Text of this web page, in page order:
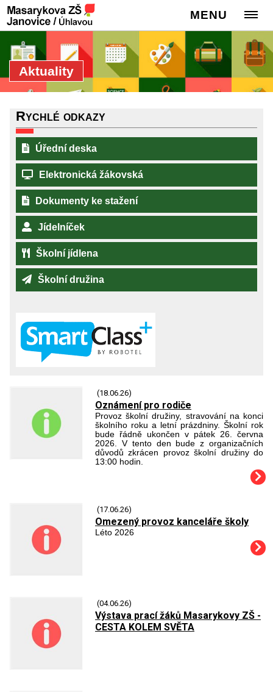
MENU
Aktuality
Rychlé odkazy
Úřední deska
Elektronická žákovská
Dokumenty ke stažení
Jídelníček
Školní jídlena
Školní družina
(18.06.26)
Oznámení pro rodiče
Provoz školní družiny, stravování na konci
školního roku a letní prázdniny. Školní rok
bude řádně ukončen v pátek 26. června
2026. V tento den bude z organizačních
důvodů zkrácen provoz školní družiny do
13:00 hodin.
(17.06.26)
Omezený provoz kanceláře školy
Léto 2026
(04.06.26)
Výstava prací žáků Masarykovy ZŠ -
CESTA KOLEM SVĚTA